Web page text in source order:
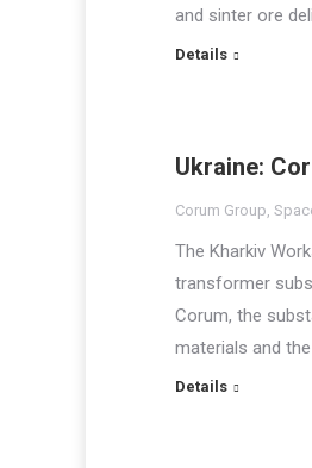
and sinter ore
Details
Ukraine:
Corum Group,
The Kharkiv
transformer
Corum, the
materials and
Details